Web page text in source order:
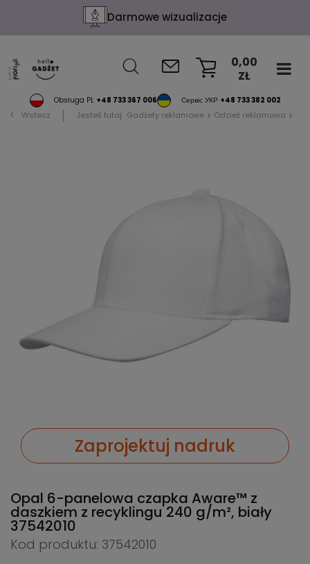
Darmowe wizualizacje
Obsługa PL +48 733 367 006 Сервіс УКР +48 733 382 002
0,00
ZŁ
Wstecz Jesteś tutaj: Gadżety reklamowe Odzież reklamowa
Zaprojektuj nadruk
Opal 6-panelowa czapka Aware™ z
daszkiem z recyklingu 240 g/m², biały
37542010
Kod produktu: 37542010